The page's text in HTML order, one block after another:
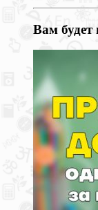
Вам будет